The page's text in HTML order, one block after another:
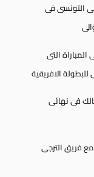
التونسى فى
29 – 23 فى المباراة التى
الافريقية
فى نهائى
مع فريق الترجى